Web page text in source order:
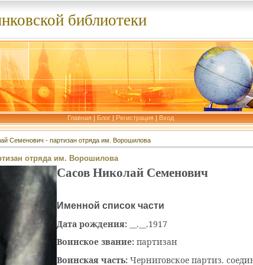
библиотеки
Главная | Блог | Регистрация | Вход
Семенович - партизан отряда им. Ворошилова
отряда им. Ворошилова
Сасов Николай Семенович
Именной список части
Дата рождения: __.__.1917
Воинское звание: партизан
Воинская часть: Черниговское партиз.